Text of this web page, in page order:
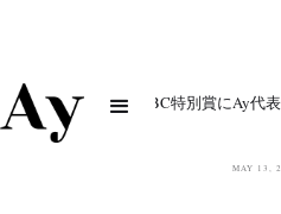
【受賞】SMBC特別賞にAy代
MAY 13,